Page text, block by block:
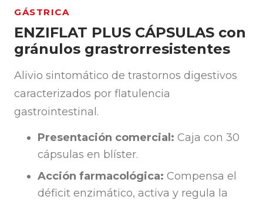
GÁSTRICA
ENZIFLAT PLUS CÁPSULAS con
gránulos grastrorresistentes
Alivio sintomático de trastornos digestivos
caracterizados por flatulencia
gastrointestinal.
Presentación comercial: Caja con 30
cápsulas en blíster.
Acción farmacológica: Compensa el
déficit enzimático, activa y regula la